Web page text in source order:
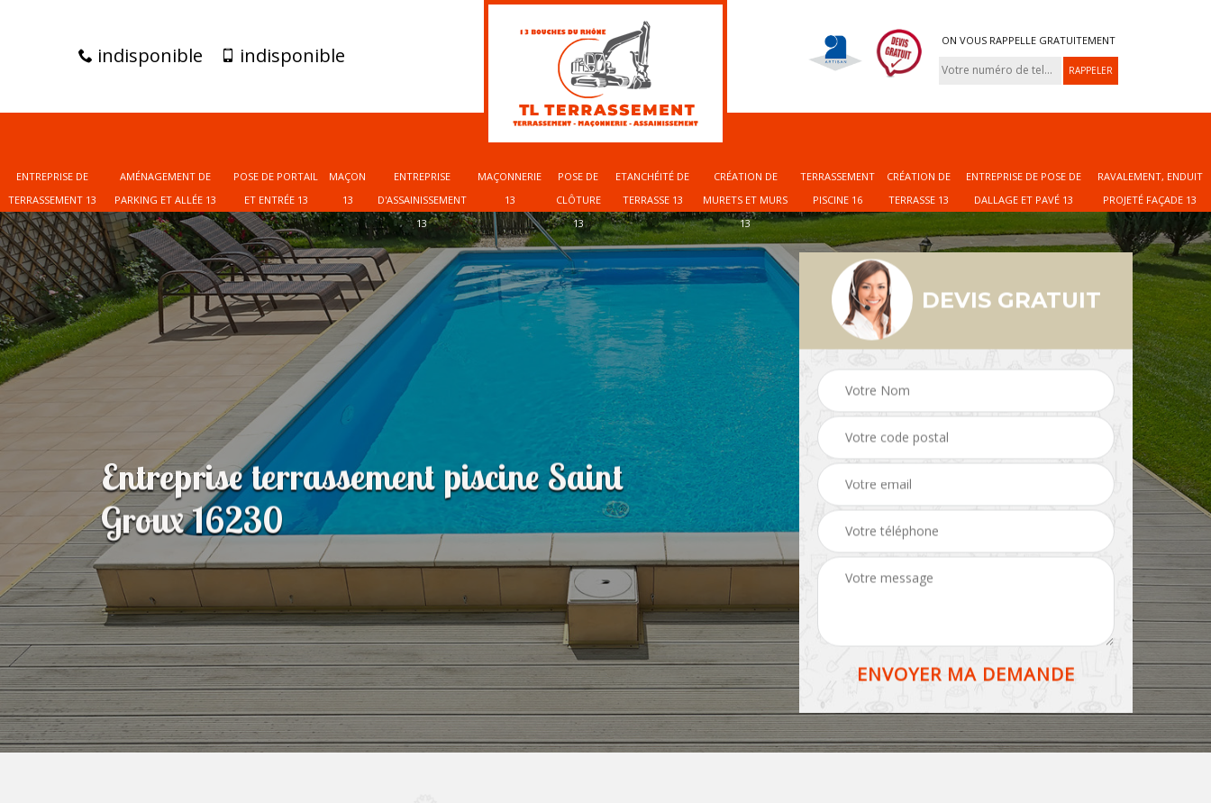
indisponible indisponible
ON VOUS RAPPELLE GRATUITEMENT
ENTREPRISE DE
TERRASSEMENT 13
AMÉNAGEMENT DE
PARKING ET ALLÉE 13
POSE DE PORTAIL
ET ENTRÉE 13
MAÇON
13
ENTREPRISE
D'ASSAINISSEMENT
13
MAÇONNERIE
13
POSE DE
CLÔTURE
13
ETANCHÉITÉ DE
TERRASSE 13
CRÉATION DE
MURETS ET MURS
13
TERRASSEMENT
PISCINE 16
CRÉATION DE
TERRASSE 13
ENTREPRISE DE POSE DE
DALLAGE ET PAVÉ 13
RAVALEMENT, ENDUIT
PROJETÉ FAÇADE 13
Entreprise terrassement piscine Saint
Groux 16230
DEVIS GRATUIT